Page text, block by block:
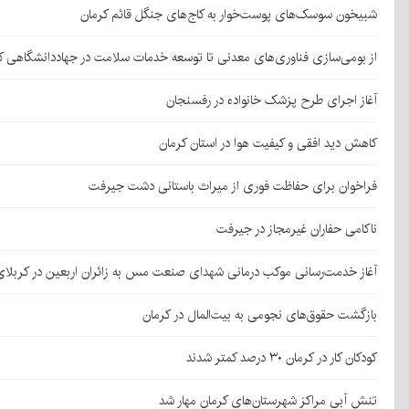
شبیخون سوسک‌های پوست‌خوار به کاج‌های جنگل قائم کرمان
از بومی‌سازی فناوری‌های معدنی تا توسعه خدمات سلامت در جهاددانشگاهی
آغاز اجرای طرح پزشک خانواده در رفسنجان
کاهش دید افقی و کیفیت هوا در استان کرمان
فراخوان برای حفاظت فوری از میراث باستانی دشت جیرفت
ناکامی حفاران غیرمجاز در جیرفت
آغاز خدمت‌رسانی موکب درمانی شهدای صنعت مس به زائران اربعین در
بازگشت حقوق‌های نجومی به بیت‌المال در کرمان
کودکان کار در کرمان ۳۰ درصد کمتر شدند
تنش آبی مراکز شهرستان‌های کرمان مهار شد